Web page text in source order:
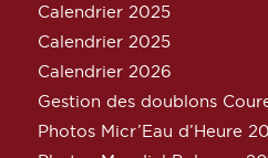
Calendrier 2025
Calendrier 2025
Calendrier 2026
Gestion des doublons
Photos Micr’Eau d’Heure